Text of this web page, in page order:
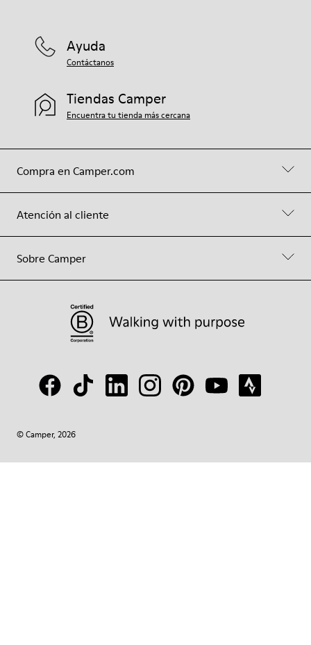
Compra en Camper.com
Atención al cliente
Sobre Camper
Ayuda
Contáctanos
Tiendas Camper
Encuentra tu tienda más cercana
© Camper, 2026